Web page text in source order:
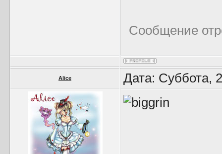
Сообщение
Alice Дата: Суббота,